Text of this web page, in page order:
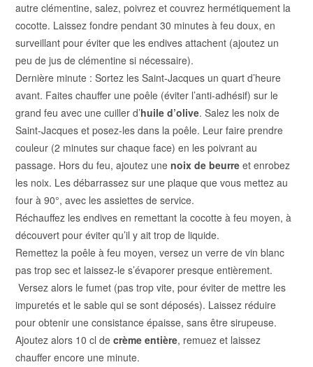
autre clémentine, salez, poivrez et couvrez hermétiquement la
cocotte. Laissez fondre pendant 30 minutes à feu doux, en
surveillant pour éviter que les endives attachent (ajoutez un
peu de jus de clémentine si nécessaire).
Dernière minute : Sortez les Saint-Jacques un quart d’heure
avant. Faites chauffer une poêle (éviter l’anti-adhésif)sur le
grand feu avec une cuiller d’huile d’olive. Salez les noix de
Saint-Jacques et posez-les dans la poêle. Leur faire prendre
couleur (2 minutes sur chaque face) en les poivrant au
passage. Hors du feu, ajoutez une noix de beurre et enrobez
les noix. Les débarrassez sur une plaque que vous mettez au
four à 90°, avec les assiettes de service.
Réchauffez les endives en remettant la cocotte à feu moyen, à
découvert pour éviter qu’il y ait trop de liquide.
Remettez la poêle à feu moyen, versez un verre de vin blanc
pas trop sec et laissez-le s’évaporer presque entièrement.
Versez alors le fumet (pas trop vite, pour éviter de mettre les
impuretés et le sable qui se sont déposés). Laissez réduire
pour obtenir une consistance épaisse, sans être sirupeuse.
Ajoutez alors 10 cl decrème entière, remuez et laissez
chauffer encore une minute.